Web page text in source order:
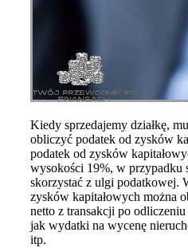
Kiedy sprzedajemy działkę,
obliczyć podatek od zysków
podatek od zysków
wysokości 19%, w przypadku
skorzystać z ulgi podatkowej.
zysków kapitałowych można
netto z transakcji po
jak wydatki na wycenę
itp.